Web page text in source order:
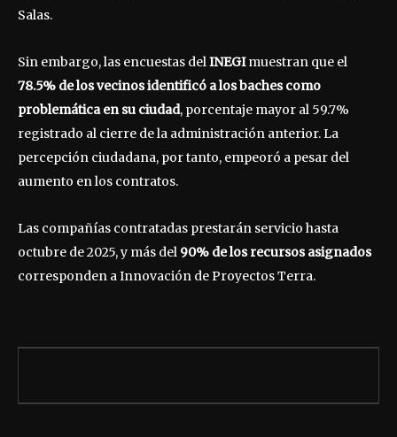
Salas.
Sin embargo, las encuestas delINEGImuestran que el
78.5% de los vecinos identificó a los baches como
problemática en su ciudad, porcentaje mayor al 59.7%
registrado al cierre de la administración anterior. La
percepción ciudadana, por tanto, empeoró a pesar del
aumento en los contratos.
Las compañías contratadas prestarán servicio hasta
octubre de 2025, y más del 90% de los recursos asignados
corresponden a Innovación de Proyectos Terra.